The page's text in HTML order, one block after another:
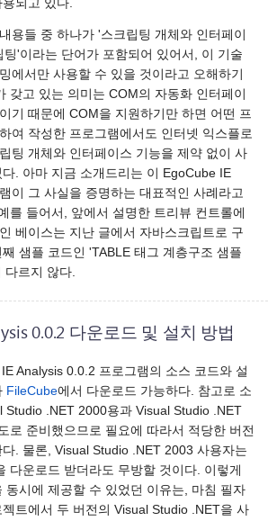
되고 있다.
용들 중 하나가 '스크립팅 개체와 인터페이
'이라는 단어가 포함되어 있어서, 이 기술
에서만 사용할 수 있을 것이라고 오해하기
갖고 있는 의미는 COM의 자동화 인터페이
기 때문에 COM을 지원하기만 하면 어떤 프
여 작성한 프로그램에서도 인터넷 익스플로
팅 개체와 인터페이스 기능을 제약 없이 사
. 아마 지금 소개드리는 이 EgoCube IE
이 그 사실을 증명하는 대표적인 사례라고
를 들어서, 앞에서 설명한 트리뷰 컨트롤에
베이스는 지난 글에서 자바스크립트로 구
샘플 코드인 'TABLE 태그 계층구조 샘플
다르지 않다.
0.0.2 다운로드 및 설치 방법
Analysis 0.0.2 프로그램의 소스 코드와 설
FileCube에서 다운로드 가능하다. 참고로 소
Studio .NET 2000용과 Visual Studio .NET
로 준비했으므로 필요에 따라서 적당한 버전
. 물론, Visual Studio .NET 2003 사용자는
다운로드 받더라도 무방할 것이다. 이렇게
동시에 제공할 수 있었던 이유는, 마침 필자
트에서 두 버전의 Visual Studio .NET을 사